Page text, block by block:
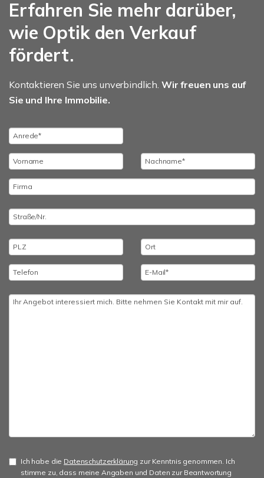
Erfahren Sie mehr darüber,
wie Optik den Verkauf
fördert.
Kontaktieren Sie uns unverbindlich. Wir freuen uns auf
Sie und Ihre Immobilie.
Ich habe die Datenschutzerklärung zur Kenntnis genommen. Ich
stimme zu, dass meine Angaben und Daten zur Beantwortung